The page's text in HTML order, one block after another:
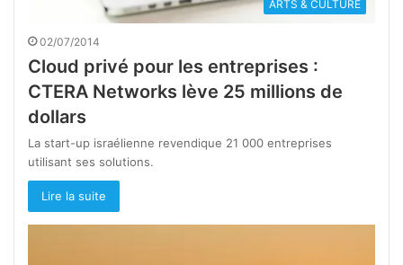
ARTS & CULTURE
02/07/2014
Cloud privé pour les entreprises :
CTERA Networks lève 25 millions de
dollars
La start-up israélienne revendique 21 000 entreprises
utilisant ses solutions.
Lire la suite